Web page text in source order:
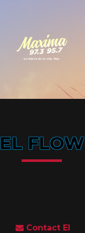
EL FLOW
Contact El